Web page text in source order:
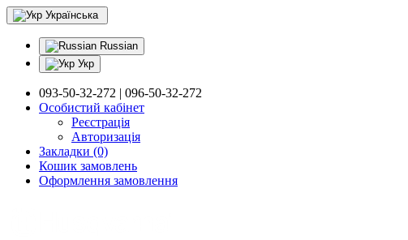
Українська
Russian
Укр
093-50-32-272 | 096-50-32-272
Особистий кабінет
Реєстрація
Авторизація
Закладки (0)
Кошик замовлень
Оформлення замовлення